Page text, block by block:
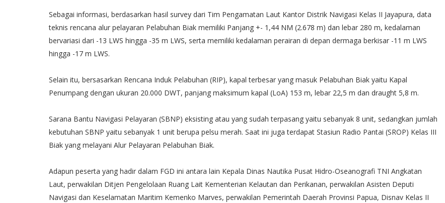
Sebagai informasi, berdasarkan hasil survey dari Tim Pengamatan Laut Kantor Distrik Navigasi Kelas II Jayapura, data
teknis rencana alur pelayaran Pelabuhan Biak memiliki Panjang +- 1,44 NM (2.678 m) dan lebar 280 m, kedalaman
bervariasi dari -13 LWS hingga -35 m LWS, serta memiliki kedalaman perairan di depan dermaga berkisar -11 m LWS
hingga -17 m LWS.
Selain itu, bersasarkan Rencana Induk Pelabuhan (RIP), kapal terbesar yang masuk Pelabuhan Biak yaitu Kapal
Penumpang dengan ukuran 20.000 DWT, panjang maksimum kapal (LoA) 153 m, lebar 22,5 m dan draught 5,8 m.
Sarana Bantu Navigasi Pelayaran (SBNP) eksisting atau yang sudah terpasang yaitu sebanyak 8 unit, sedangkan jumlah
kebutuhan SBNP yaitu sebanyak 1 unit berupa pelsu merah. Saat ini juga terdapat Stasiun Radio Pantai (SROP) Kelas III
Biak yang melayani Alur Pelayaran Pelabuhan Biak.
Adapun peserta yang hadir dalam FGD ini antara lain Kepala Dinas Nautika Pusat Hidro-Oseanografi TNI Angkatan
Laut, perwakilan Ditjen Pengelolaan Ruang Lait Kementerian Kelautan dan Perikanan, perwakilan Asisten Deputi
Navigasi dan Keselamatan Maritim Kemenko Marves, perwakilan Pemerintah Daerah Provinsi Papua, Disnav Kelas II